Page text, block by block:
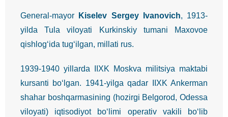
General-mayor Kiselev Sergey Ivanovich, 1913-
yilda Tula viloyati Kurkinskiy tumani Maxovoe
qishlog‘ida tug‘ilgan, millati rus.
1939-1940 yillarda IIXK Moskva militsiya maktabi
kursanti bo‘lgan. 1941-yilga qadar IIXK Ankerman
shahar boshqarmasining (hozirgi Belgorod, Odessa
viloyati) iqtisodiyot bo‘limi operativ vakili bo‘lib